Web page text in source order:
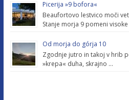
Picerija »9 bofora«
Beaufortovo lestvico moči
Stanje morja 9 pomeni
Od morja do górja 10
Zgodnje jutro in takoj v hrib
»krepa« duha, skrajno …